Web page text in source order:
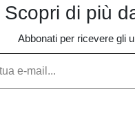
Scopri di più
Abbonati per ricevere gli
mail...